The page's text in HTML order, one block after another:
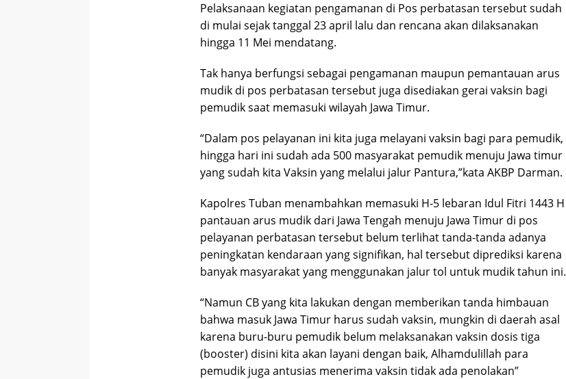
Pelaksanaan kegiatan pengamanan di Pos perbatasan tersebut sudah
di mulai sejak tanggal 23 april lalu dan rencana akan dilaksanakan
hingga 11 Mei mendatang.
Tak hanya berfungsi sebagai pengamanan maupun pemantauan arus
mudik di pos perbatasan tersebut juga disediakan gerai vaksin bagi
pemudik saat memasuki wilayah Jawa Timur.
“Dalam pos pelayanan ini kita juga melayani vaksin bagi para pemudik,
hingga hari ini sudah ada 500 masyarakat pemudik menuju Jawa timur
yang sudah kita Vaksin yang melalui jalur Pantura,”kata AKBP Darman.
Kapolres Tuban menambahkan memasuki H-5 lebaran Idul Fitri 1443 H
pantauan arus mudik dari Jawa Tengah menuju Jawa Timur di pos
pelayanan perbatasan tersebut belum terlihat tanda-tanda adanya
peningkatan kendaraan yang signifikan, hal tersebut diprediksi karena
banyak masyarakat yang menggunakan jalur tol untuk mudik tahun ini.
“Namun CB yang kita lakukan dengan memberikan tanda himbauan
bahwa masuk Jawa Timur harus sudah vaksin, mungkin di daerah asal
karena buru-buru pemudik belum melaksanakan vaksin dosis tiga
(booster) disini kita akan layani dengan baik, Alhamdulillah para
pemudik juga antusias menerima vaksin tidak ada penolakan”